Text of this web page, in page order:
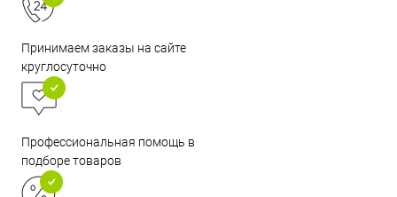
Принимаем заказы на сайте
круглосуточно
Профессиональная помощь в
подборе товаров